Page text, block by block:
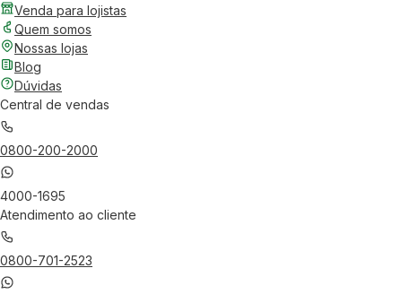
Venda para lojistas
Quem somos
Nossas lojas
Blog
Dúvidas
Central de vendas
0800-200-2000
4000-1695
Atendimento ao cliente
0800-701-2523